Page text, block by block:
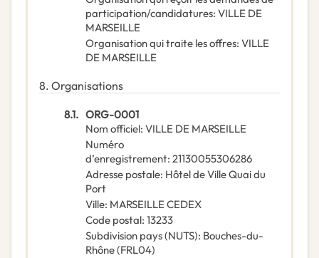
participation/candidatures: VILLE DE
MARSEILLE
Organisation qui traite les offres: VILLE
DE MARSEILLE
8. Organisations
8.1. ORG-0001
Nom officiel: VILLE DE MARSEILLE
Numéro
d’enregistrement: 21130055306286
Adresse postale: Hôtel de Ville Quai du
Port
Ville: MARSEILLE CEDEX
Code postal: 13233
Subdivision pays (NUTS): Bouches-du-
Rhône(FRL04)